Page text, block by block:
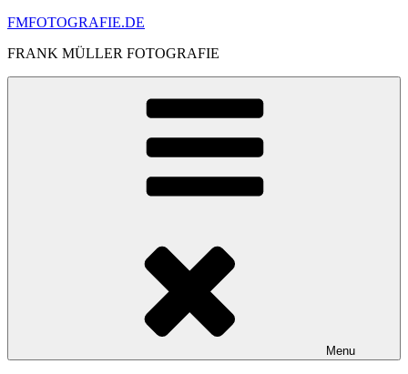
Skip
content
FMFOTOGRAFIE.DE
FRANK MÜLLER FOTOGRAFIE
Menu